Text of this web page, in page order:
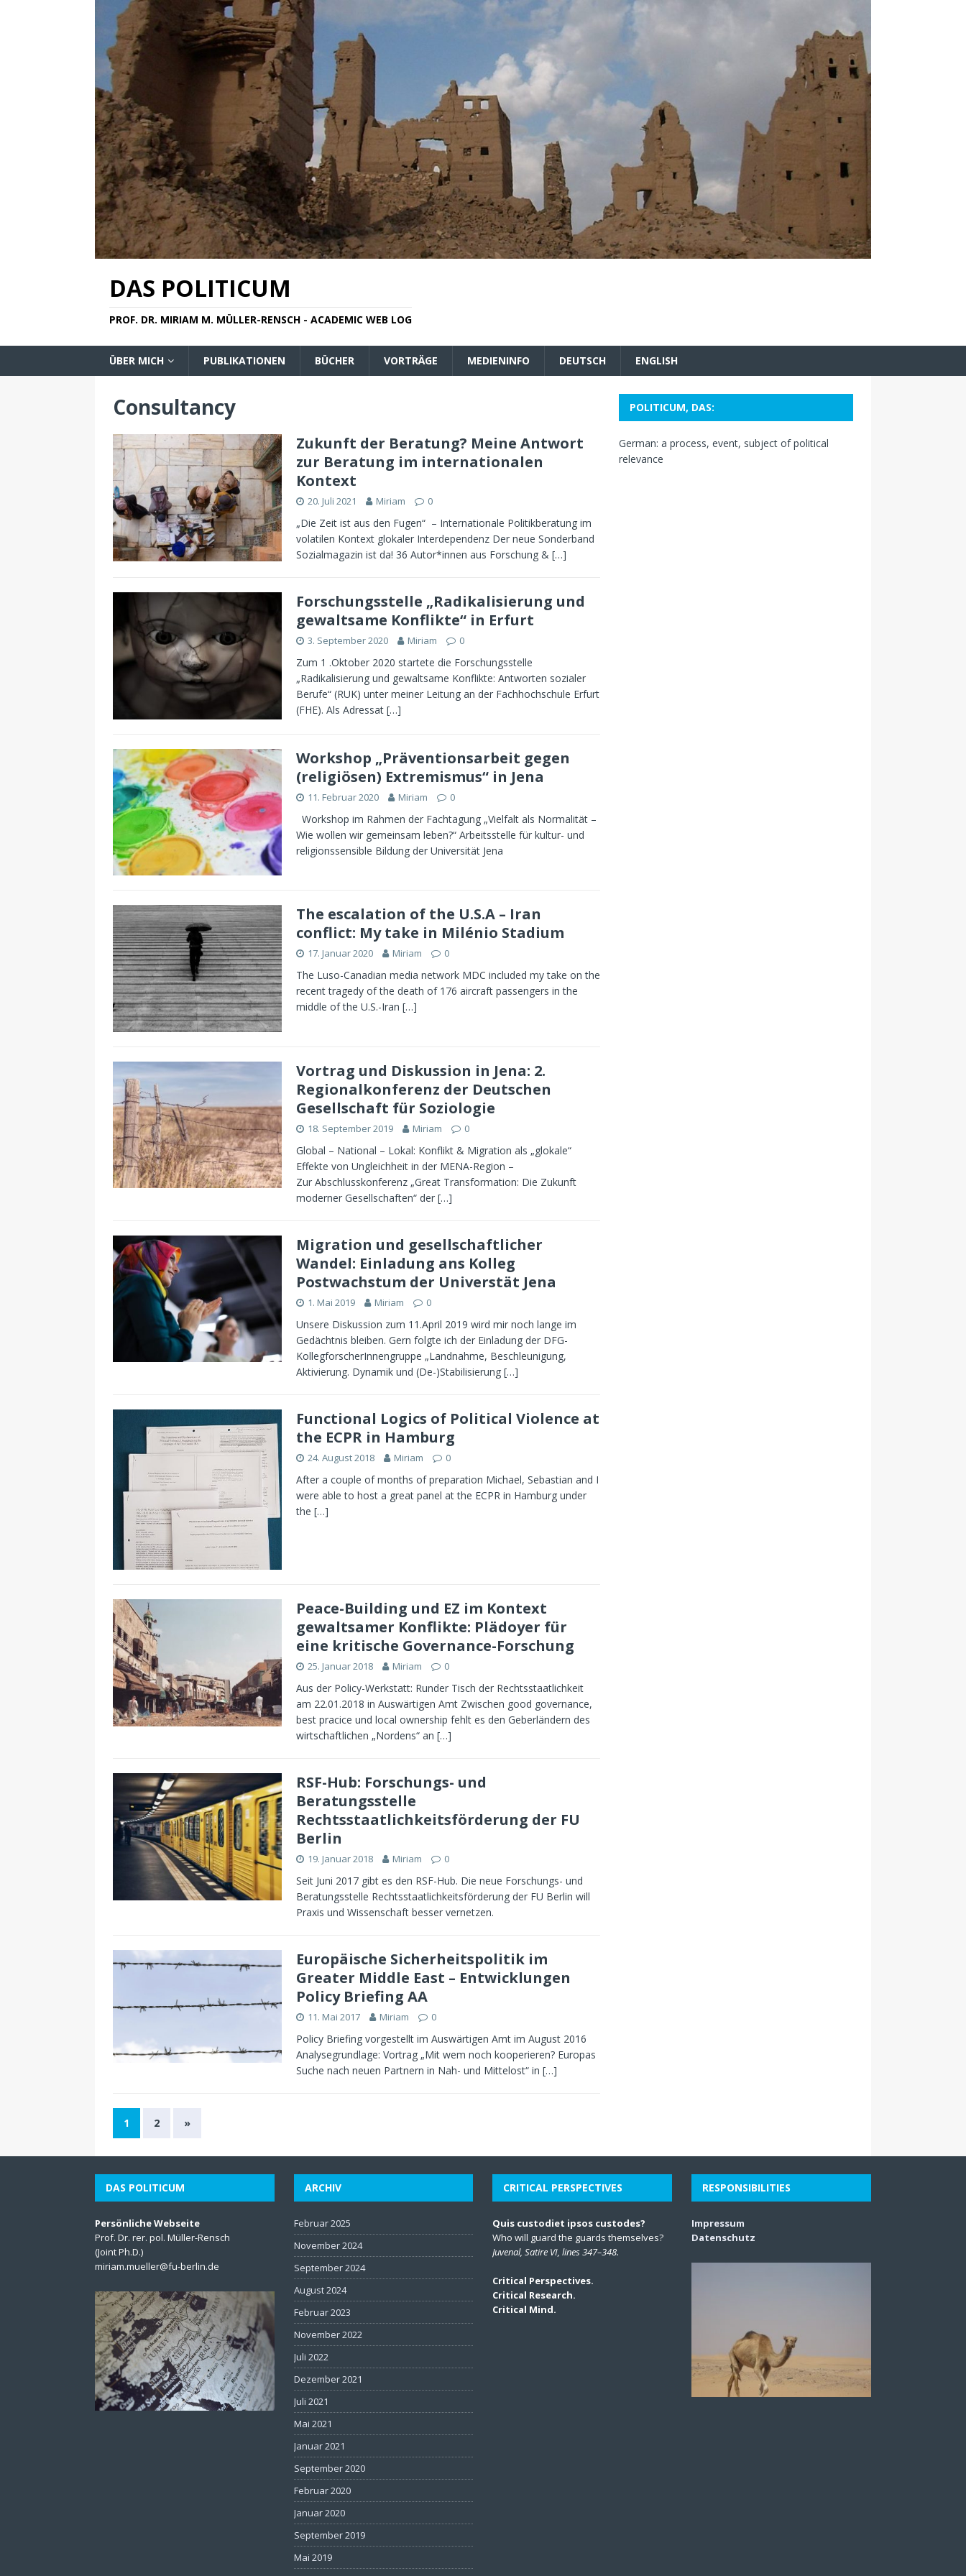
DAS POLITICUM
PROF. DR. MIRIAM M. MÜLLER-RENSCH - ACADEMIC WEB LOG
ÜBER MICH PUBLIKATIONEN BÜCHER VORTRÄGE MEDIENINFO DEUTSCH ENGLISH
Consultancy
Zukunft der Beratung? Meine Antwort
zur Beratung im internationalen
Kontext
20. Juli 2021 Miriam 0
„Die Zeit ist aus den Fugen“ – Internationale Politikberatung im
volatilen Kontext glokaler Interdependenz Der neue Sonderband
Sozialmagazin ist da! 36 Autor*innen aus Forschung & […]
Forschungsstelle „Radikalisierung und
gewaltsame Konflikte“ in Erfurt
3. September 2020 Miriam 0
Zum 1 .Oktober 2020 startete die Forschungsstelle
„Radikalisierung und gewaltsame Konflikte: Antworten sozialer
Berufe“ (RUK) unter meiner Leitung an der Fachhochschule Erfurt
(FHE). Als Adressat […]
Workshop „Präventionsarbeit gegen
(religiösen) Extremismus“ in Jena
11. Februar 2020 Miriam 0
Workshop im Rahmen der Fachtagung „Vielfalt als Normalität –
Wie wollen wir gemeinsam leben?“ Arbeitsstelle für kultur- und
religionssensible Bildung der Universität Jena
The escalation of the U.S.A – Iran
conflict: My take in Milénio Stadium
17. Januar 2020 Miriam 0
The Luso-Canadian media network MDC included my take on the
recent tragedy of the death of 176 aircraft passengers in the
middle of the U.S.-Iran […]
Vortrag und Diskussion in Jena: 2.
Regionalkonferenz der Deutschen
Gesellschaft für Soziologie
18. September 2019 Miriam 0
Global – National – Lokal: Konflikt & Migration als „glokale“
Effekte von Ungleichheit in der MENA-Region –
Zur Abschlusskonferenz „Great Transformation: Die Zukunft
moderner Gesellschaften“ der […]
Migration und gesellschaftlicher
Wandel: Einladung ans Kolleg
Postwachstum der Universtät Jena
1. Mai 2019 Miriam 0
Unsere Diskussion zum 11.April 2019 wird mir noch lange im
Gedächtnis bleiben. Gern folgte ich der Einladung der DFG-
KollegforscherInnengruppe „Landnahme, Beschleunigung,
Aktivierung. Dynamik und (De-)Stabilisierung […]
Functional Logics of Political Violence at
the ECPR in Hamburg
24. August 2018 Miriam 0
After a couple of months of preparation Michael, Sebastian and I
were able to host a great panel at the ECPR in Hamburg under
the […]
Peace-Building und EZ im Kontext
gewaltsamer Konflikte: Plädoyer für
eine kritische Governance-Forschung
25. Januar 2018 Miriam 0
Aus der Policy-Werkstatt: Runder Tisch der Rechtsstaatlichkeit
am 22.01.2018 in Auswärtigen Amt Zwischen good governance,
best pracice und local ownership fehlt es den Geberländern des
wirtschaftlichen „Nordens“ an […]
RSF-Hub: Forschungs- und
Beratungsstelle
Rechtsstaatlichkeitsförderung der FU
Berlin
19. Januar 2018 Miriam 0
Seit Juni 2017 gibt es den RSF-Hub. Die neue Forschungs- und
Beratungsstelle Rechtsstaatlichkeitsförderung der FU Berlin will
Praxis und Wissenschaft besser vernetzen.
Europäische Sicherheitspolitik im
Greater Middle East – Entwicklungen
Policy Briefing AA
11. Mai 2017 Miriam 0
Policy Briefing vorgestellt im Auswärtigen Amt im August 2016
Analysegrundlage: Vortrag „Mit wem noch kooperieren? Europas
Suche nach neuen Partnern in Nah- und Mittelost“ in […]
1 2 »
POLITICUM, DAS:
German: a process, event, subject of political
relevance
DAS POLITICUM
Persönliche Webseite
Prof. Dr. rer. pol. Müller-Rensch
(Joint Ph.D.)
miriam.mueller@fu-berlin.de
ARCHIV
Februar 2025
November 2024
September 2024
August 2024
Februar 2023
November 2022
Juli 2022
Dezember 2021
Juli 2021
Mai 2021
Januar 2021
September 2020
Februar 2020
Januar 2020
September 2019
Mai 2019
CRITICAL PERSPECTIVES
Quis custodiet ipsos custodes?
Who will guard the guards themselves?
Juvenal, Satire VI, lines 347–348.
Critical Perspectives.
Critical Research.
Critical Mind.
RESPONSIBILITIES
Impressum
Datenschutz